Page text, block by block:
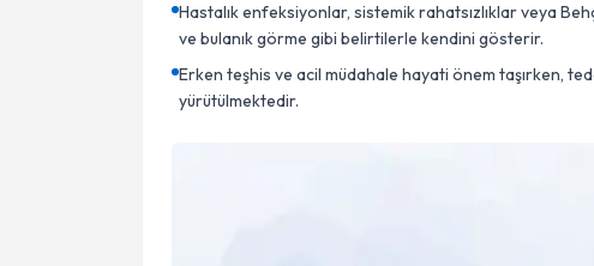
Hastalık enfeksiyonlar, sistemik rahatsızlıklar veya
ve bulanık görme gibi belirtilerle kendini gösterir.
Erken teşhis ve acil müdahale hayati önem taşırken,
yürütülmektedir.